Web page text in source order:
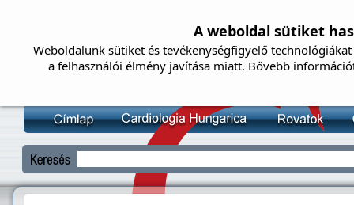
A weboldal sütiket
Weboldalunk sütiket és tevékenységfigyelő
a felhasználói élmény javítása miatt. Bővebb